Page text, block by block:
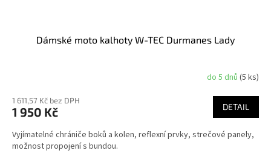
Dámské moto kalhoty W-TEC Durmanes Lady
do 5 dnů (5 ks)
1 611,57 Kč bez DPH
1 950 Kč DETAIL
Vyjímatelné chrániče boků a kolen, reflexní prvky, strečové panely,
možnost propojení s bundou.